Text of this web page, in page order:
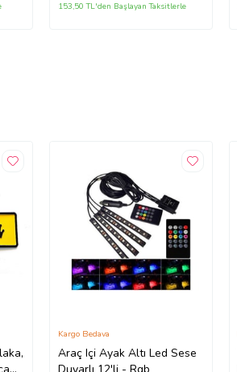
153,50 TL'den Başlayan Taksitlerle
Araç Içi Ayak Altı Led Sese
Kargo Bedava